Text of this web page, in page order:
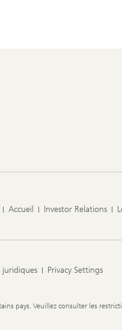
Accueil Investor Relations
Privacy Settings
pays. Veuillez consulter les